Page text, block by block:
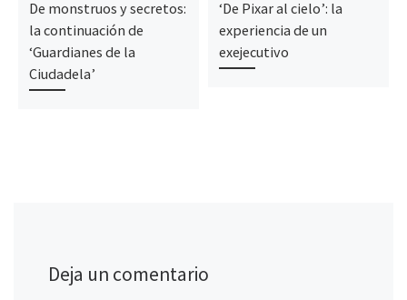
De monstruos y secretos:
la continuación de
‘Guardianes de la
Ciudadela’
‘De Pixar al cielo’: la
experiencia de un
exejecutivo
Deja un comentario